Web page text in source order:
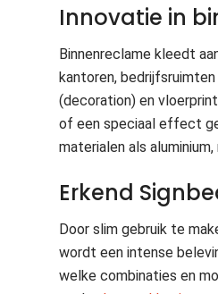
Innovatie in
Binnenreclame kleedt
kantoren,
(decoration) en
of een speciaal effect
materialen als
Erkend
Door slim gebruik te
wordt een intense
welke combinaties en